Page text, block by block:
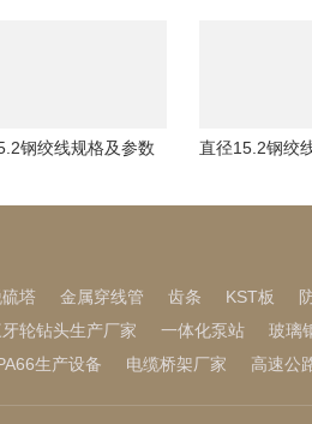
钢绞线规格及参数
直径15.2钢绞
硫塔 金属穿线管 齿条 KST板
牙轮钻头生产厂家 一体化泵站
玻璃
生产设备 电缆桥架厂家 高速公